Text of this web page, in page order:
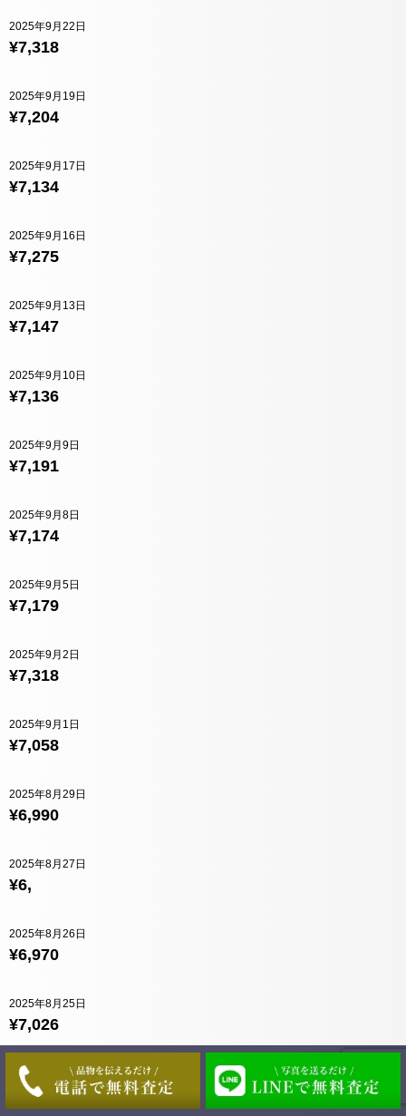
¥7,318
2025年9月22日
¥7,204
2025年9月19日
¥7,134
2025年9月17日
¥7,275
2025年9月16日
¥7,147
2025年9月13日
¥7,136
2025年9月10日
¥7,191
2025年9月9日
¥7,174
2025年9月8日
¥7,179
2025年9月5日
¥7,318
2025年9月2日
¥7,058
2025年9月1日
¥6,990
2025年8月29日
¥6,
2025年8月27日
¥6,970
2025年8月26日
¥7,026
2025年8月25日
¥6,990
2025年8月22日